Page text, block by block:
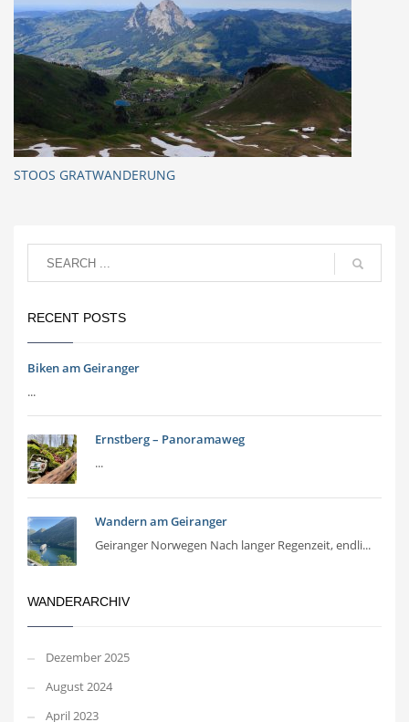
STOOS GRATWANDERUNG
RECENT POSTS
Biken am Geiranger
...
Ernstberg – Panoramaweg
...
Wandern am Geiranger
Geiranger Norwegen Nach langer Regenzeit, endli...
WANDERARCHIV
Dezember 2025
August 2024
April 2023